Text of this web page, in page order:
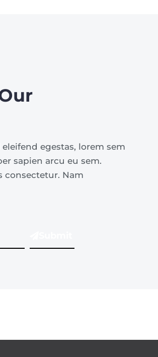
egestas, lorem sem
sapien arcu eu sem.
consectetur. Nam